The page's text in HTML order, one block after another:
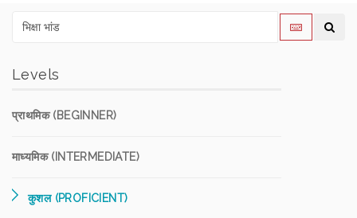
Levels
प्राथमिक (BEGINNER)
माध्यमिक (INTERMEDIATE)
कुशल (PROFICIENT)